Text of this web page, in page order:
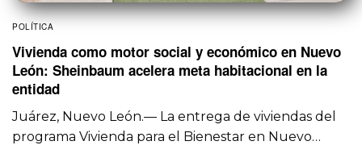
POLÍTICA
Vivienda como motor social y económico en Nuevo
León: Sheinbaum acelera meta habitacional en la
entidad
Juárez, Nuevo León.— La entrega de viviendas del
programa Vivienda para el Bienestar en Nuevo…